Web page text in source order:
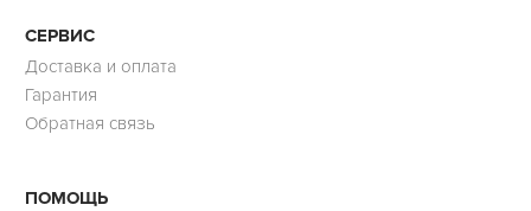
СЕРВИС
Доставка и оплата
Гарантия
Обратная связь
ПОМОЩЬ